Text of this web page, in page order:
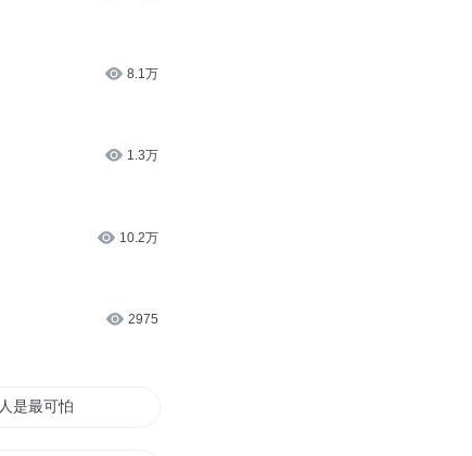
8.1万
1.3万
10.2万
2975
人是最可怕的末日